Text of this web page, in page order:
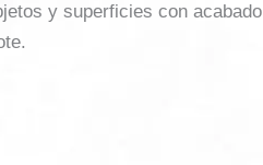
y superficies con acabado